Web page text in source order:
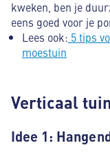
kweken, ben je
eens goed voor je
Lees ook: 5 tips
moestuin
Verticaal
Idee 1: